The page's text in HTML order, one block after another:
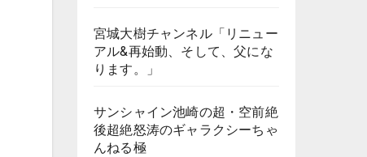
宮城大樹チャンネル「リニュー
アル&再始動、そして、父にな
ります。」
サンシャイン池崎の超・空前絶
後超絶怒涛のギャラクシーちゃ
んねる極